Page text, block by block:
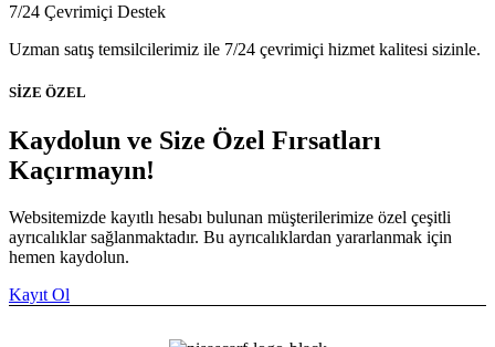
7/24 Çevrimiçi Destek
Uzman satış temsilcilerimiz ile 7/24 çevrimiçi hizmet kalitesi sizinle.
SİZE ÖZEL
Kaydolun ve Size Özel Fırsatları
Kaçırmayın!
Websitemizde kayıtlı hesabı bulunan müşterilerimize özel çeşitli
ayrıcalıklar sağlanmaktadır. Bu ayrıcalıklardan yararlanmak için
hemen kaydolun.
Kayıt Ol